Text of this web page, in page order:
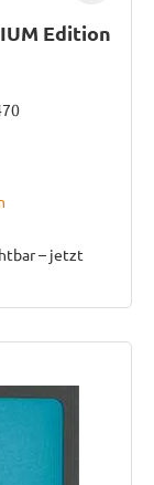
Edition
– jetzt